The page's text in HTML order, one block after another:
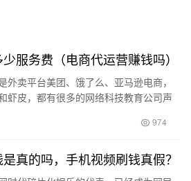
服务费（电商代运营赚钱吗）
外卖平台美团、饿了么、亚马逊电商，
虾皮，都有很多的网络科技教育公司声
974
真的吗，手机视频刷钱真假？